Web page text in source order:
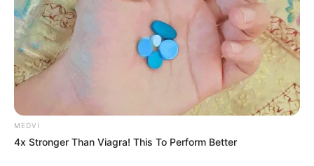
MEDVI
4x Stronger Than Viagra! This To Perform Better